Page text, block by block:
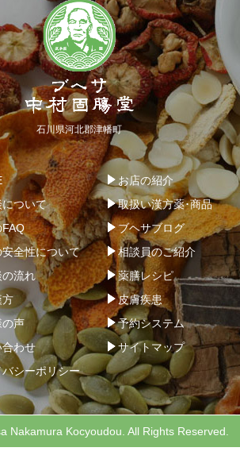
石川県河北郡津幡町
お店の紹介
について
取扱い漢方薬･商品
ブヘサブログ
全性について
相談員のご紹介
の流れ
薬膳レシピ
方
皮膚疾患
の声
予約システム
合わせ
サイトマップ
バシーポリシー
Nakamura Kocyoudou. All Rights Reserved.